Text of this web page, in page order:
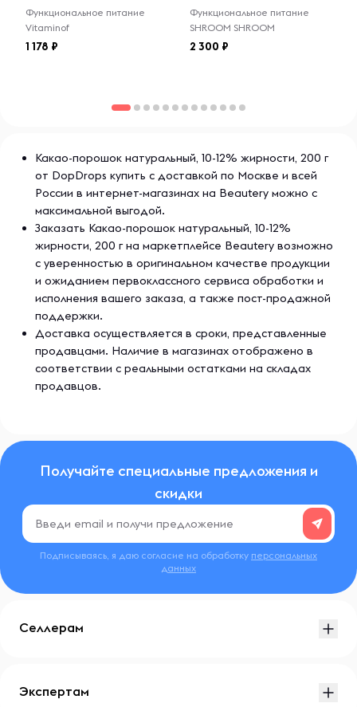
защищенном от прямых солнечных лучей. После вскрытия
упаковки рекомендуется использовать продукт в
течение 6 месяцев для сохранения его свежести и всех
DopDrops — это бренд, предлагающий продукцию для
поддержания здоровья и укрепления иммунной системы.
С использованием натуральных ингредиентов и строгого
контроля качества, DopDrops создает продукты,
которые помогают людям поддерживать баланс
здоровья и достигать своих жизненных целей. Более 5
лет DopDrops помогает людям по всему миру
поддерживать здоровье и активность.
Функциональное питание
Vitaminof
1 178
Функциональное питание
SHROOM SHROOM
2 300
Какао-порошок натуральный, 10-12% жирности, 200 г
от DopDrops купить с доставкой по Москве и всей
России в интернет-магазинах на Beautery можно с
максимальной выгодой.
Заказать Какао-порошок натуральный, 10-12%
жирности, 200 г на маркетплейсе Beautery возможно
с уверенностью в оригинальном качестве продукции
и ожиданием первоклассного сервиса обработки и
исполнения вашего заказа, а также пост-продажной
поддержки.
Доставка осуществляется в сроки, представленные
продавцами. Наличие в магазинах отображено в
соответствии с реальными остатками на складах
продавцов.
Получайте специальные предложения и
скидки
Подписываясь, я даю согласие на обработку персональных
данных
Селлерам
Экспертам